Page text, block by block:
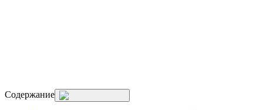
Содержание